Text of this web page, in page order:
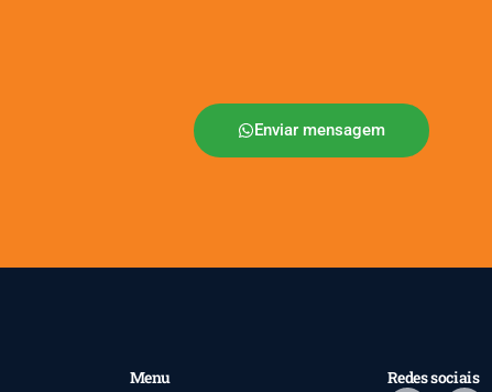
Enviar mensagem
Menu Redes sociais